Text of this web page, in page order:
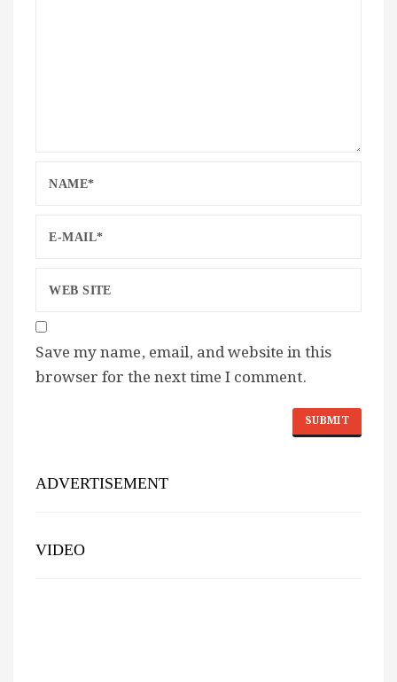
Save my name, email, and website in this
browser for the next time I comment.
ADVERTISEMENT
VIDEO